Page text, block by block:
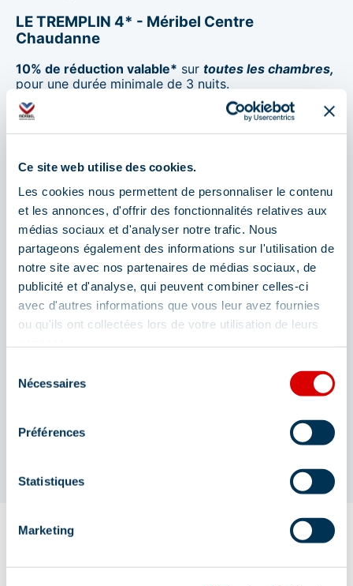
Ce site web utilise des cookies.
Les cookies nous permettent de personnaliser le contenu
et les annonces, d'offrir des fonctionnalités relatives aux
médias sociaux et d'analyser notre trafic. Nous
partageons également des informations sur l'utilisation de
notre site avec nos partenaires de médias sociaux, de
publicité et d'analyse, qui peuvent combiner celles-ci
avec d'autres informations que vous leur avez fournies
ou qu'ils ont collectées lors de votre utilisation de leurs
Nécessaires
Préférences
Statistiques
Marketing
LE TREMPLIN 4* - Méribel Centre
Chaudanne
10% de réduction valable* sur toutes les chambres,
pour une durée minimale de 3 nuits.
Remise appliquée sur les séjours :
Pistes
Réduction applicable* surl'ensemble des chambres
pour une durée de séjour de 3 jours minimum.
-15% du 08 au 15 février 2026
*Les prix affichés dans la recherche ne tiennent pas
compte de la réduction. Merci de nous contacter
pour la réservation.
📞Contactez-nous dès maintenant, pour
profiter de ces offres !💻
Notre équipe est disponible pour vous renseigner et
adapter votre séjour à vos envies et à vos dates de
Appelez-nous au